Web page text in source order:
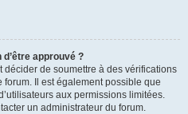
approuvé ?
décider de soumettre à des vérifications
forum. Il est également possible que
aux permissions limitées.
un administrateur du forum.